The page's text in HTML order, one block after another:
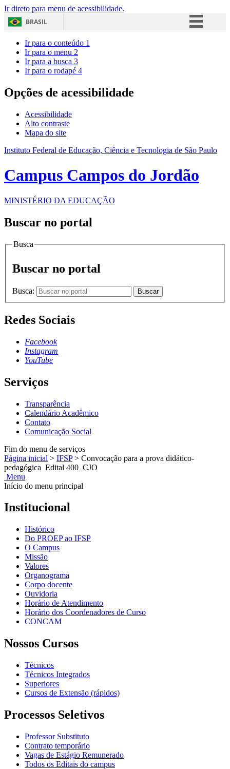
Ir direto para menu de acessibilidade.
BRASIL
Acesso à informação
Ir para o conteúdo 1
Ir para o menu 2
Ir para a busca 3
Ir para o rodapé 4
Opções de acessibilidade
Acessibilidade
Alto contraste
Mapa do site
Instituto Federal de Educação, Ciência e Tecnologia de São Paulo
Campus Campos do Jordão
MINISTÉRIO DA EDUCAÇÃO
Buscar no portal
Busca
Buscar no portal
Busca: Buscar
Redes Sociais
Facebook
Instagram
YouTube
Serviços
Transparência
Calendário Acadêmico
Contato
Comunicação Social
Fim do menu de serviços
Página inicial > IFSP > Convocação para a prova didático-
pedagógica_Edital 400_CJO
Menu
Início do menu principal
Institucional
Histórico
Do PROEP ao IFSP
O Campus
Missão
Valores
Organograma
Corpo docente
Ouvidoria
Horário de Atendimento
Horário dos Coordenadores de Curso
CONCAM
Nossos Cursos
Técnicos
Técnicos Integrados
Superiores
Cursos de Extensão (rápidos)
Processos Seletivos
Professor Substituto
Contrato temporário
Vagas de Estágio Remunerado
Todos os Editais do campus